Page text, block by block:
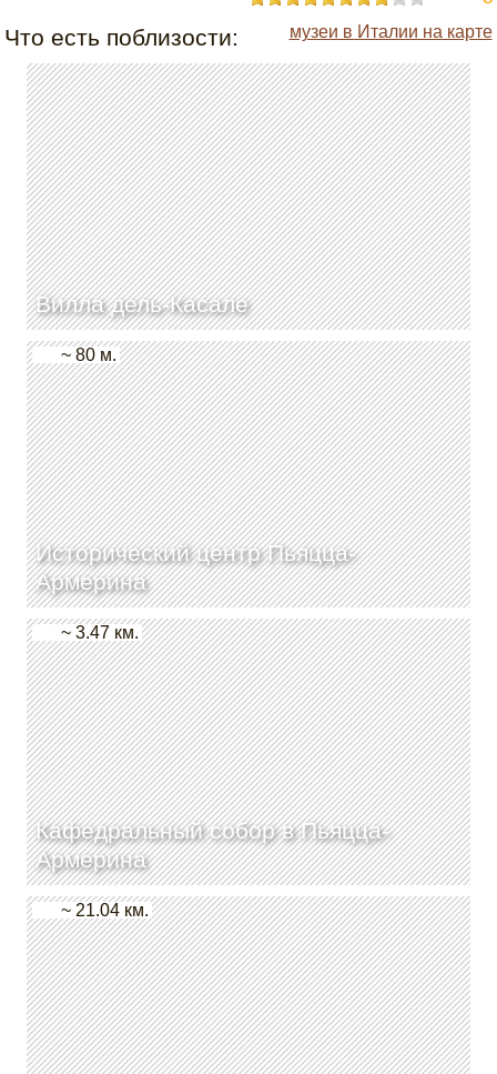
Что есть поблизости: музеи в Италии на карте
Вилла дель-Касале
Исторический центр Пьяцца-
Армерина
~ 80 м.
Кафедральный собор в Пьяцца-
Армерина
~ 3.47 км.
~ 21.04 км.